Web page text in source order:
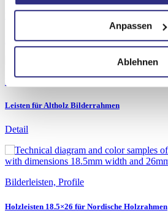
Anpassen
Ablehnen
Detail
Bilderleisten, Profile
Leisten für Altholz Bilderrahmen
Detail
Bilderleisten, Profile
Holzleisten 18.5×26 für Nordische Holzrahmen